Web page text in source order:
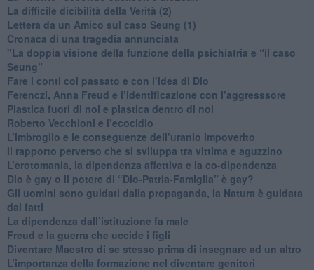
La difficile dicibilità della Verità (2)
​Lettera da un Amico sul caso Seung (1)
​Cronaca di una tragedia annunciata
"​La doppia visione della funzione della psichiatria e “il caso
Seung”
​Fare i conti col passato e con l’idea di Dio
​Ferenczi, Anna Freud e l’identificazione con l’aggresssore
Plastica fuori di noi e plastica dentro di noi
​Roberto Vecchioni e l’ecocidio
​L’imbroglio e le conseguenze dell’uranio impoverito
​Il rapporto perverso che si sviluppa tra vittima e aguzzino
L’erotomania, la dipendenza affettiva e la co-dipendenza
​Dio è gay o il potere di “Dio-Patria-Famiglia” è gay?
​Gli uomini sono guidati dalla propaganda, la Natura è guidata
dai fatti
La dipendenza dall’istituzione fa male
​Freud e la guerra che uccide i figli
​Diventare Maestro di se stesso prima di insegnare ad un altro
L’importanza della formazione nel diventare genitori